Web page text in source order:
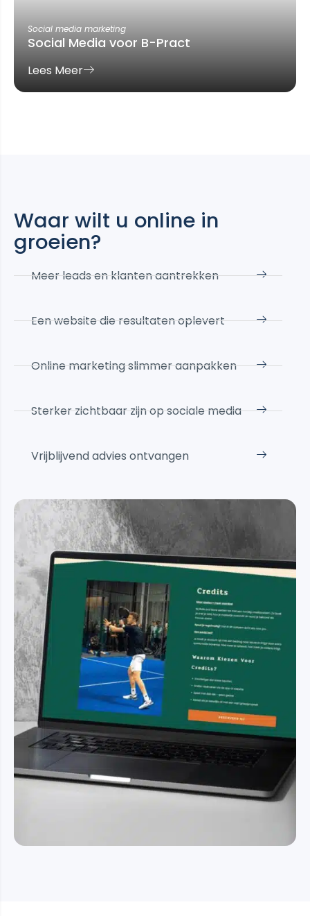
Social media marketing
Social Media voor B-Pract
Lees Meer
Waar wilt u online in
groeien?
Meer leads en klanten aantrekken
Een website die resultaten oplevert
Online marketing slimmer aanpakken
Sterker zichtbaar zijn op sociale media
Vrijblijvend advies ontvangen